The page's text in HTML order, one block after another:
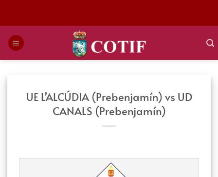
UE L’ALCÚDIA (Prebenjamín) vs UD
CANALS (Prebenjamín)